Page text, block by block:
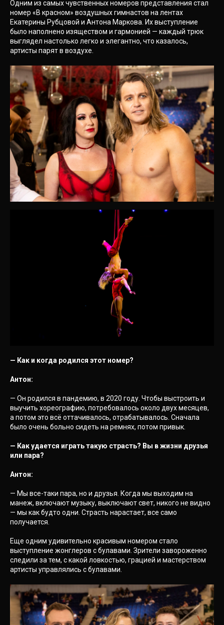
Одним из самых чувственных номеров представления стал
номер «В красном» воздушных гимнастов на лентах
Екатерины Рубцовой и Антона Маркова. Их выступление
было наполнено изяществом и гармонией — каждый трюк
выглядел настолько легко и элегантно, что казалось,
артисты парят в воздухе.
— Как и когда родился этот номер?
Антон:
— Он родился в пандемию, в 2020 году. Чтобы выстроить и
выучить хореографию, потребовалось около двух месяцев,
а потом это всё оттачивалось, отрабатывалось. Сначала
было очень больно сидеть на ремнях, потом привык.
— Как удается играть такую страсть? Вы в жизни друзья
или пара?
Антон:
— Мы все-таки пара, но и друзья. Когда мы выходим на
манеж, включают музыку, выключают свет, никого не видно
— мы как будто одни. Страсть нарастает, все само
получается.
Еще одним удивительно красивым номером стало
выступление жонглеров с булавами. Зрители завороженно
следили за тем, с какой ловкостью, грацией и мастерством
артисты управлялись с булавами.